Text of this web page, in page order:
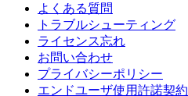
よくある質問
トラブルシューティング
ライセンス忘れ
お問い合わせ
プライバシーポリシー
エンドユーザ使用許諾契約